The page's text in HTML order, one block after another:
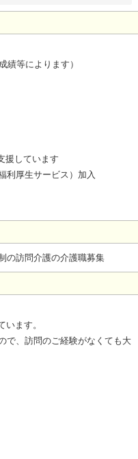
等によります）
援しています
利厚生サービス）加入
の訪問介護の介護職募集
ます。
で、訪問のご経験がなくても大